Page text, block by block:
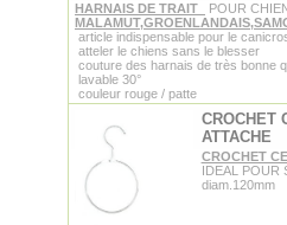
HARNAIS DE TRAIT
POUR
article indispensable pour le
atteler le chiens sans le blesser
couture des harnais de très bonne
lavable 30°
couleur rouge / patte
CROCHET
ATTACHE
CROCHET
IDEAL POUR
diam.120mm